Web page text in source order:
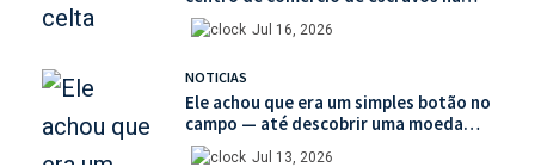
França
Jul 16, 2026
NOTICIAS
Ele achou que era um simples botão no
campo — até descobrir uma moeda
medieval de valor histórico incalculável
Jul 13, 2026